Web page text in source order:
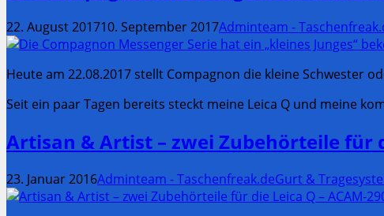
22. August 201710. September 2017Adminteam -
Heute am 22.08.2017 stellt Compagnon die kleine Schwester
Seit ein paar Tagen bereits steckt meine Leica Q und meine
Artisan & Artist – zwei Zubehörteile für
23. Januar 2016Adminteam - Taschenfreak.deGurt &